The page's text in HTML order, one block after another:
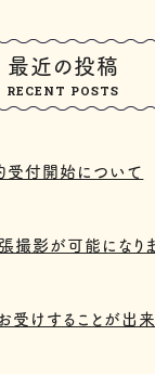
最近の投稿
RECENT POSTS
付開始について
影が可能になりま
けすることが出来